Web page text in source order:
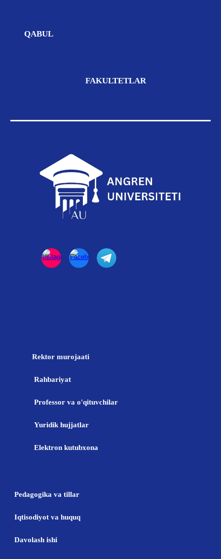
QABUL
FAKULTETLAR
Rektor murojaati
Rahbariyat
Professor va o'qituvchilar
Yuridik hujjatlar
Elektron kutubxona
Pedagogika va tillar
Iqtisodiyot va huquq
Davolash ishi